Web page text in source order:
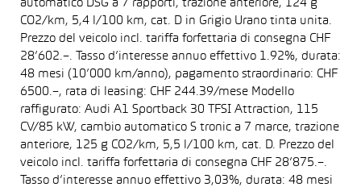
automatico DSG a 7 rapporti, trazione anteriore, 124 g
CO2/km, 5,4 l/100 km, cat. D in Grigio Urano tinta unita.
Prezzo del veicolo incl. tariffa forfettaria di consegna CHF
28’602.–. Tasso d’interesse annuo effettivo 1.92%, durata:
48 mesi (10’000 km/anno), pagamento straordinario: CHF
6500.–, rata di leasing: CHF 244.39/mese Modello
raffigurato: Audi A1 Sportback 30 TFSI Attraction, 115
CV/85 kW, cambio automatico S tronic a 7 marce, trazione
anteriore, 125 g CO2/km, 5,5 l/100 km, cat. D. Prezzo del
veicolo incl. tariffa forfettaria di consegna CHF 28’875.–.
Tasso d’interesse annuo effettivo 3,03%, durata: 48 mesi